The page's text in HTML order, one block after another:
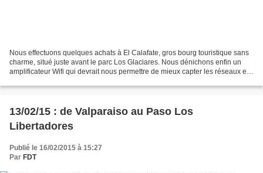
Nous effectuons quelques achats à El Calafate, gros bourg touristique sans
charme, situé juste avant le parc Los Glaciares. Nous dénichons enfin un
amplificateur Wifi qui devrait nous permettre de mieux capter les réseaux et
13/02/15 : de Valparaiso au Paso Los
Libertadores
Publié le 16/02/2015 à 15:27
Par FDT